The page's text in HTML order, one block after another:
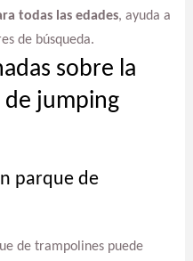
todas las edades, ayuda a
de búsqueda.
sobre la
de jumping
parque de
de trampolines puede